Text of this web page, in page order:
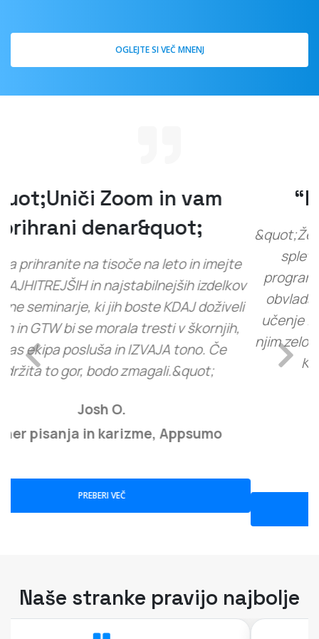
OGLEJTE SI VEČ MNENJ
“Res soliden izdelek!”
&quot;Že nekaj časa sem želel izvajati plačljive
spletne seminarje, vendar je bila druga
programska oprema zelo draga in jo je težko
obvladati. LiveWebinar je zelo enostaven za
učenje in je vreden stroškov. Zaenkrat sem z
njim zelo zadovoljen in ga resnično priporočam.
Končno služim denar s spletnimi
seminarji!&quot;
Trener vodenja, Capterra
Previous Next
Naše stranke pravijo najbolje